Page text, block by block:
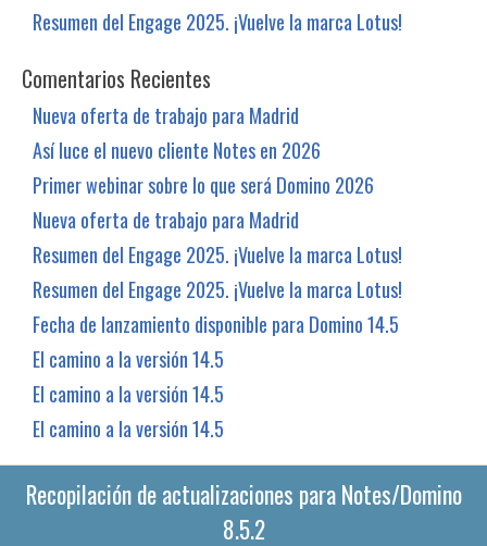
Resumen del Engage 2025. ¡Vuelve la marca Lotus!
Comentarios Recientes
Nueva oferta de trabajo para Madrid
Así luce el nuevo cliente Notes en 2026
Primer webinar sobre lo que será Domino 2026
Nueva oferta de trabajo para Madrid
Resumen del Engage 2025. ¡Vuelve la marca Lotus!
Resumen del Engage 2025. ¡Vuelve la marca Lotus!
Fecha de lanzamiento disponible para Domino 14.5
El camino a la versión 14.5
El camino a la versión 14.5
El camino a la versión 14.5
Recopilación de actualizaciones para Notes/Domino
8.5.2